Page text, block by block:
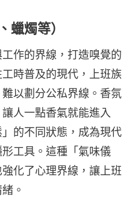
蠟燭等）
作的界線，打造嗅覺的
時普及的現代，上班族
以劃分公私界線。香氛
人一點香氣就能進入
」的不同狀態，成為現代
工具。這種「氣味儀
化了心理界線，讓上班
。